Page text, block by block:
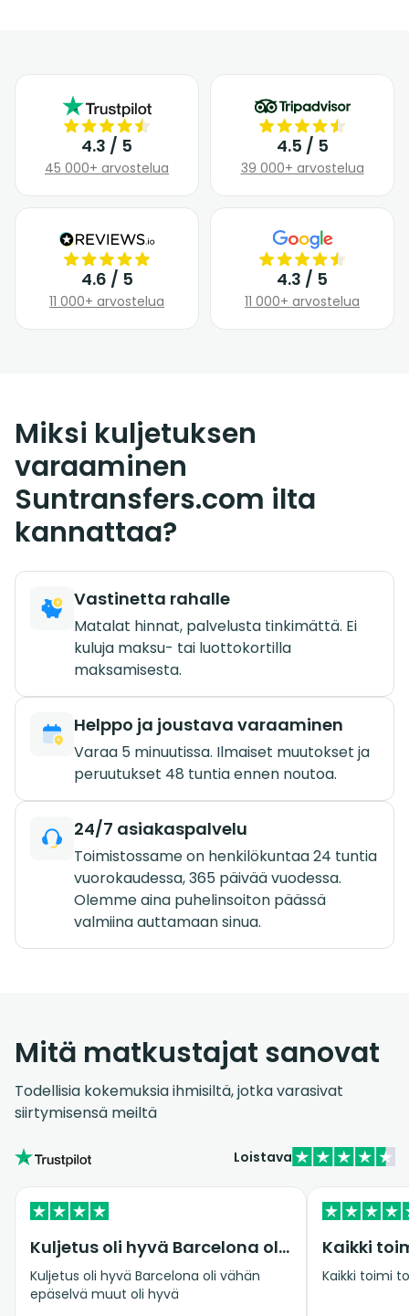
4.3 / 5
45 000+ arvostelua
4.5 / 5
39 000+ arvostelua
4.6 / 5
11 000+ arvostelua
4.3 / 5
11 000+ arvostelua
Miksi kuljetuksen
varaaminen
Suntransfers.com ilta
kannattaa?
Vastinetta rahalle
Matalat hinnat, palvelusta tinkimättä. Ei
kuluja maksu- tai luottokortilla
maksamisesta.
Helppo ja joustava varaaminen
Varaa 5 minuutissa. Ilmaiset muutokset ja
peruutukset 48 tuntia ennen noutoa.
24/7 asiakaspalvelu
Toimistossame on henkilökuntaa 24 tuntia
vuorokaudessa, 365 päivää vuodessa.
Olemme aina puhelinsoiton päässä
valmiina auttamaan sinua.
Mitä matkustajat sanovat
Todellisia kokemuksia ihmisiltä, jotka varasivat
siirtymisensä meiltä
Loistava
Kuljetus oli hyvä Barcelona oli vähän…
Kuljetus oli hyvä Barcelona oli vähän
epäselvä muut oli hyvä
Kaikki toimi